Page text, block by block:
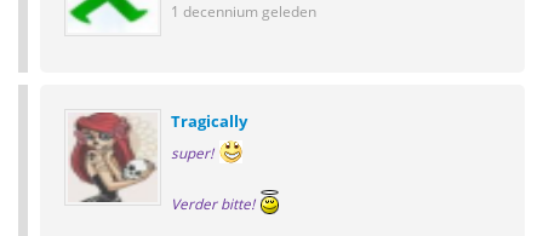
1 decennium geleden
Tragically
super!
Verder bitte!